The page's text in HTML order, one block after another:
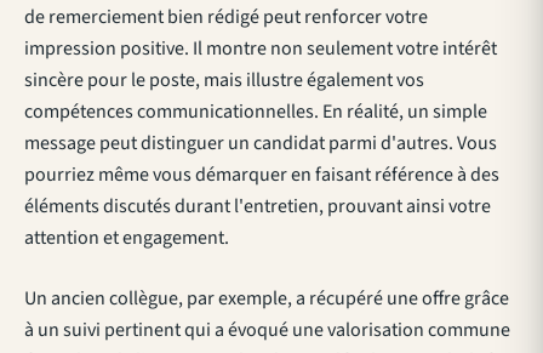
de remerciement bien rédigé peut renforcer votre
impression positive. Il montre non seulement votre intérêt
sincère pour le poste, mais illustre également vos
compétences communicationnelles. En réalité, un simple
message peut distinguer un candidat parmi d'autres. Vous
pourriez même vous démarquer en faisant référence à des
éléments discutés durant l'entretien, prouvant ainsi votre
attention et engagement.
Un ancien collègue, par exemple, a récupéré une offre grâce
à un suivi pertinent qui a évoqué une valorisation commune